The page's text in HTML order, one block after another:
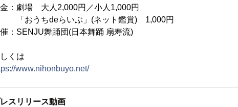
：劇場 大人2,000円／小人1,000円
おうちdeらいぶ」(ネット鑑賞) 1,000円
：SENJU舞踊団(日本舞踊 扇寿流)
くは
www.nihonbuyo.net/
スリリース動画